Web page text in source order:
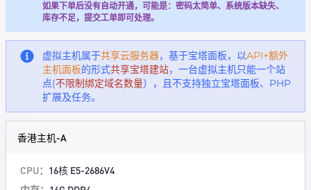
如果下单后没有自动开通，可能是：密码太简单、系统版本缺失、
库存不足，提交工单即可处理。
虚拟主机属于共享云服务器，基于宝塔面板，以API+额外
主机面板的形式共享宝塔建站，一台虚拟主机只能一个站
点(不限制绑定域名数量），且不支持独立宝塔面板、PHP
扩展及任务。
香港主机-A
CPU： 16核 E5-2686V4